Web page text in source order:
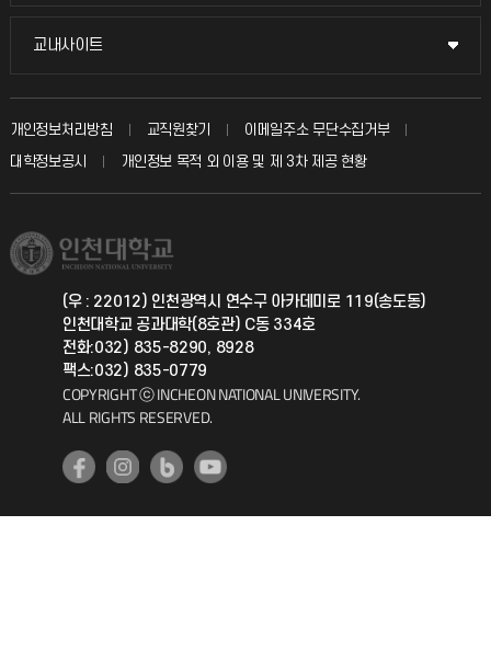
입학안내
취업정보(학생)
칭찬마당
학생서비스 지킴이
국방헬프콜
총동문회
교내사이트
교내사이트
교수회
교육혁신본부
국제지원과
공자아카데미
기초교육원
개인정보처리방침 교직원찾기
이메일주소 무단수집거부
대학정보공시
개인정보 목적 외 이용 및 제 3차 제공 현황
(우 : 22012) 인천광역시 연수구 아카데미로 119(송도동)
인천대학교 공과대학(8호관) C동 334호
전화:032) 835-8290, 8928
팩스:032) 835-0779
COPYRIGHT ⓒ INCHEON NATIONAL UNIVERSITY.
ALL RIGHTS RESERVED.